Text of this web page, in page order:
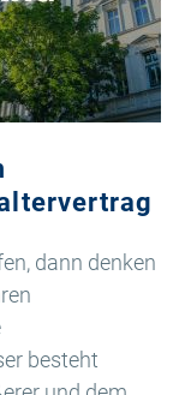
dann denken
besteht